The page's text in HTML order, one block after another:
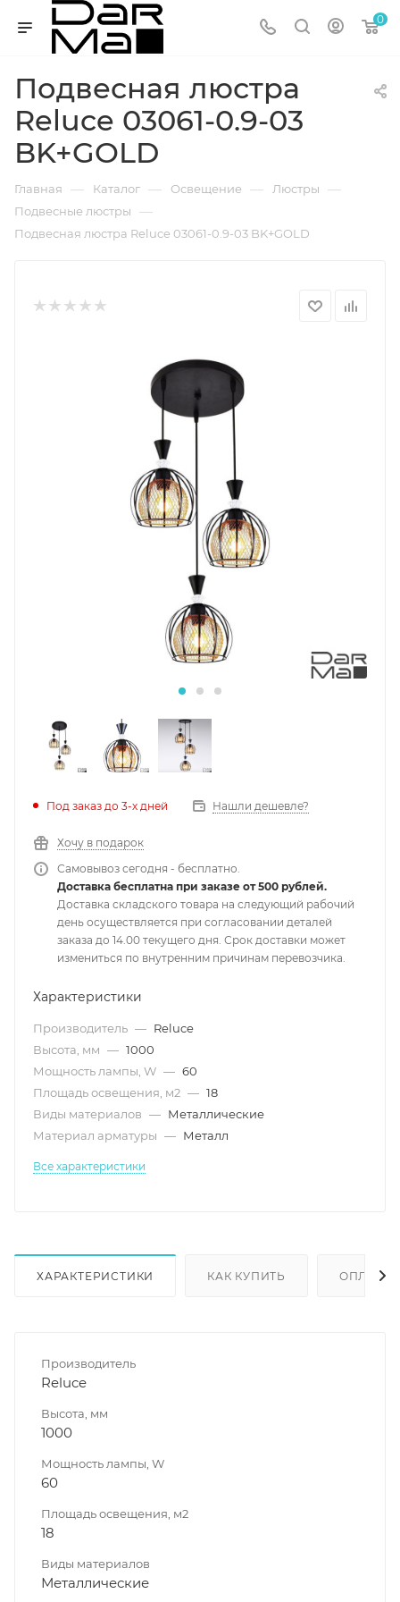
0
Подвесная люстра
Reluce 03061-0.9-03
BK+GOLD
Главная — Каталог — Освещение — Люстры —
Подвесные люстры —
Подвесная люстра Reluce 03061-0.9-03 BK+GOLD
Под заказ до 3-х дней Нашли дешевле?
Хочу в подарок
Самовывоз сегодня - бесплатно.
Доставка бесплатна при заказе от 500 рублей.
Доставка складского товара на следующий рабочий
день осуществляется при согласовании деталей
заказа до 14.00 текущего дня. Срок доставки может
измениться по внутренним причинам перевозчика.
Характеристики
Производитель — Reluce
Высота, мм — 1000
Мощность лампы, W — 60
Площадь освещения, м2 — 18
Виды материалов — Металлические
Материал арматуры — Металл
Все характеристики
ХАРАКТЕРИСТИКИ КАК КУПИТЬ ОПЛАТА
Производитель
Reluce
Высота, мм
1000
Мощность лампы, W
60
Площадь освещения, м2
18
Виды материалов
Металлические